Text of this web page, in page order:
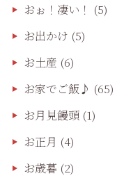
おぉ！凄い！ (5)
お出かけ (5)
お土産 (6)
お家でご飯♪ (65)
お月見饅頭(1)
お正月 (4)
お歳暮 (2)